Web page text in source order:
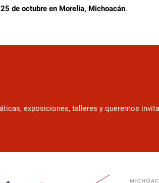
de octubre en Morelia, Michoacán.
exposiciones, talleres y queremos